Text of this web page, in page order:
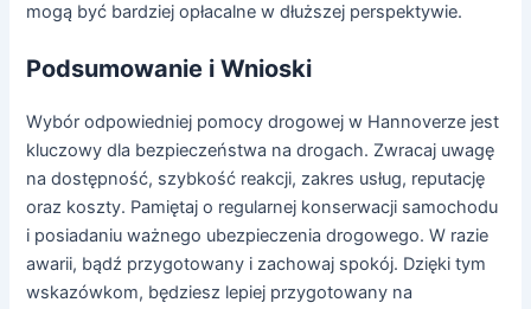
mogą być bardziej opłacalne w dłuższej perspektywie.
Podsumowanie i Wnioski
Wybór odpowiedniej pomocy drogowej w Hannoverze jest
kluczowy dla bezpieczeństwa na drogach. Zwracaj uwagę
na dostępność, szybkość reakcji, zakres usług, reputację
oraz koszty. Pamiętaj o regularnej konserwacji samochodu
i posiadaniu ważnego ubezpieczenia drogowego. W razie
awarii, bądź przygotowany i zachowaj spokój. Dzięki tym
wskazówkom, będziesz lepiej przygotowany na